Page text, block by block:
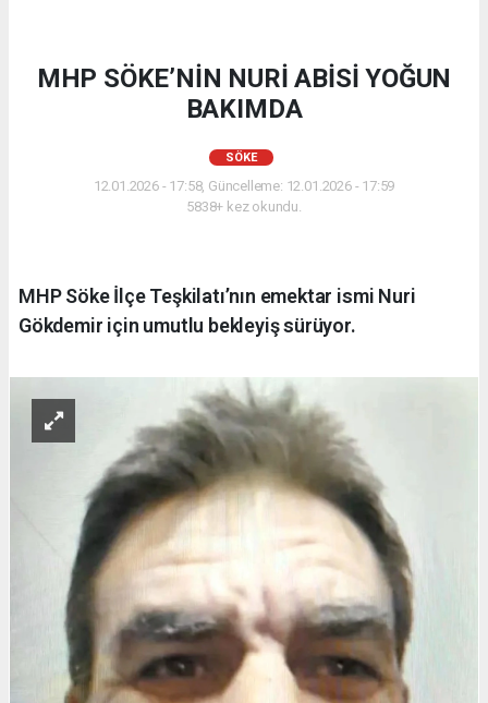
MHP SÖKE’NİN NURİ ABİSİ YOĞUN
BAKIMDA
SÖKE
12.01.2026 - 17:58, Güncelleme: 12.01.2026 - 17:59
5838+ kez okundu.
MHP Söke İlçe Teşkilatı’nın emektar ismi Nuri
Gökdemir için umutlu bekleyiş sürüyor.